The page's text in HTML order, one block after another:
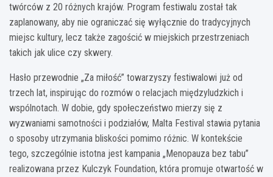
twórców z 20 różnych krajów. Program festiwalu został tak
zaplanowany, aby nie ograniczać się wyłącznie do tradycyjnych
miejsc kultury, lecz także zagościć w miejskich przestrzeniach
takich jak ulice czy skwery.
Hasło przewodnie „Za miłość” towarzyszy festiwalowi już od
trzech lat, inspirując do rozmów o relacjach międzyludzkich i
wspólnotach. W dobie, gdy społeczeństwo mierzy się z
wyzwaniami samotności i podziałów, Malta Festival stawia pytania
o sposoby utrzymania bliskości pomimo różnic. W kontekście
tego, szczególnie istotna jest kampania „Menopauza bez tabu”
realizowana przez Kulczyk Foundation, która promuje otwartość w